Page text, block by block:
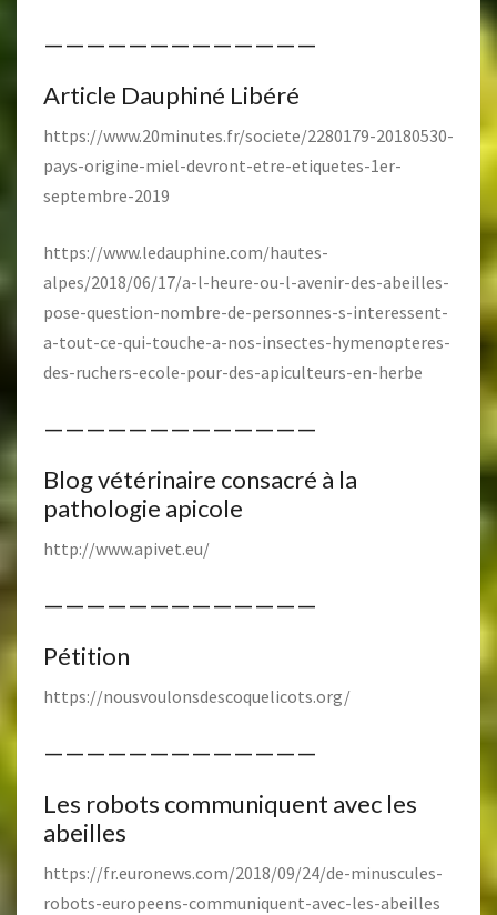
—————————————
Article Dauphiné Libéré
https://www.20minutes.fr/societe/2280179-20180530-
pays-origine-miel-devront-etre-etiquetes-1er-
septembre-2019
https://www.ledauphine.com/hautes-
alpes/2018/06/17/a-l-heure-ou-l-avenir-des-abeilles-
pose-question-nombre-de-personnes-s-interessent-
a-tout-ce-qui-touche-a-nos-insectes-hymenopteres-
des-ruchers-ecole-pour-des-apiculteurs-en-herbe
—————————————
Blog vétérinaire consacré à la
pathologie apicole
http://www.apivet.eu/
—————————————
Pétition
https://nousvoulonsdescoquelicots.org/
—————————————
Les robots communiquent avec les
abeilles
https://fr.euronews.com/2018/09/24/de-minuscules-
robots-europeens-communiquent-avec-les-abeilles